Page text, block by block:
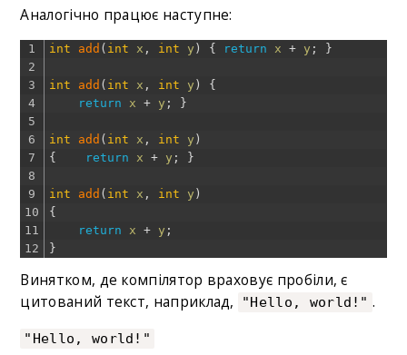
Аналогічно працює наступне:
1
2
3
4
5
6
7
8
9
10
11
12
int add ( int x , int y ) { return x + y ; }
int add ( int x , int y )
{
return
x + y ; }
int add ( int x , int y )
{
return x + y ; }
int add ( int x , int y )
{
return
x + y ;
}
Винятком, де компілятор враховує пробіли, є
цитований текст, наприклад,
"Hello, world!" .
"Hello, world!"